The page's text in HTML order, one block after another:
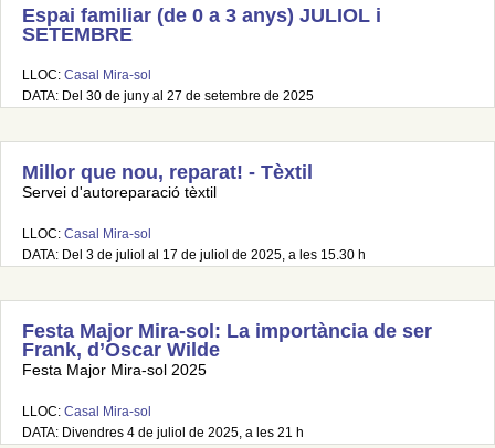
Espai familiar (de 0 a 3 anys) JULIOL i
SETEMBRE
LLOC: Casal Mira-sol
DATA: Del 30 de juny al 27 de setembre de 2025
Millor que nou, reparat! - Tèxtil
Servei d'autoreparació tèxtil
LLOC: Casal Mira-sol
DATA: Del 3 de juliol al 17 de juliol de 2025, a les 15.30 h
Festa Major Mira-sol: La importància de ser
Frank, d’Oscar Wilde
Festa Major Mira-sol 2025
LLOC: Casal Mira-sol
DATA: Divendres 4 de juliol de 2025, a les 21 h